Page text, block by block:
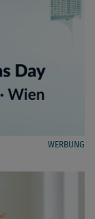
WERBUNG